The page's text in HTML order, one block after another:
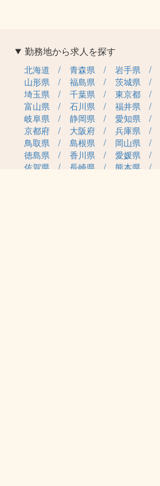
勤務地から求人を探す
北海道 青森県 岩手県
山形県
福島県 茨城県
埼玉県
千葉県 東京都
富山県
石川県 福井県
岐阜県
静岡県 愛知県
京都府
大阪府 兵庫県
鳥取県
島根県 岡山県
徳島県
香川県 愛媛県
佐賀県
長崎県 熊本県